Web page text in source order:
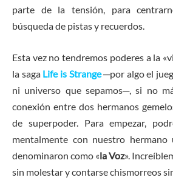
parte de la tensión, para
búsqueda de pistas y recuerdos.
Esta vez no tendremos poderes a la
la saga Life is Strange─por algo el
ni universo que sepamos─, si no
conexión entre dos hermanos
de superpoder. Para empezar,
mentalmente con nuestro
denominaron como «la Voz».
sin molestar y contarse chismorreos